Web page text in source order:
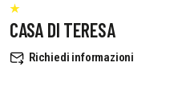
CASA DI TERESA
Richiedi informazioni